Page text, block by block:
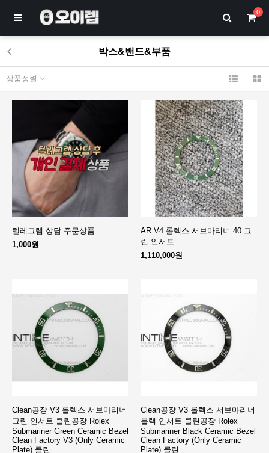
0
박스&밴드&부품
상품정렬
텔레그램 상담 주문상품
1,000원
AR V4 롤렉스 서브마리너 40 그
린 인서트
1,110,000원
Clean공장 V3 롤렉스 서브마리너
그린 인서트 클린공장 Rolex
Submariner Green Ceramic Bezel
Clean Factory V3 (Only Ceramic
Plate) 클린
Clean공장 V3 롤렉스 서브마리너
블랙 인서트 클린공장 Rolex
Submariner Black Ceramic Bezel
Clean Factory (Only Ceramic
Plate) 클린